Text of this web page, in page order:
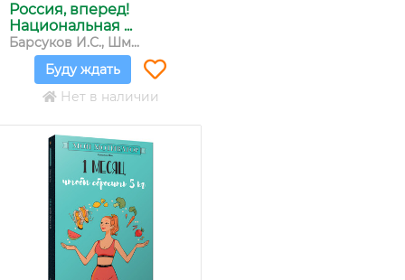
Россия, вперед!
Национальная ...
Барсуков И.С., Шм...
Буду ждать
Нет в наличии